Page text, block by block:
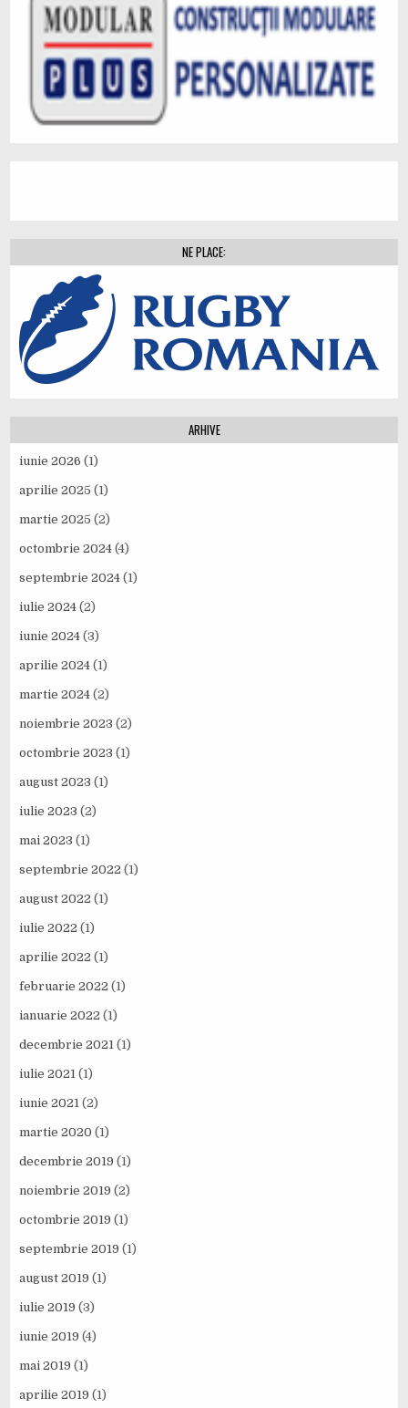
NE PLACE:
ARHIVE
iunie 2026 (1)
aprilie 2025 (1)
martie 2025 (2)
octombrie 2024 (4)
septembrie 2024 (1)
iulie 2024 (2)
iunie 2024 (3)
aprilie 2024 (1)
martie 2024 (2)
noiembrie 2023 (2)
octombrie 2023 (1)
august 2023 (1)
iulie 2023 (2)
mai 2023 (1)
septembrie 2022 (1)
august 2022 (1)
iulie 2022 (1)
aprilie 2022 (1)
februarie 2022 (1)
ianuarie 2022 (1)
decembrie 2021 (1)
iulie 2021 (1)
iunie 2021 (2)
martie 2020 (1)
decembrie 2019 (1)
noiembrie 2019 (2)
octombrie 2019 (1)
septembrie 2019 (1)
august 2019 (1)
iulie 2019 (3)
iunie 2019 (4)
mai 2019 (1)
aprilie 2019 (1)